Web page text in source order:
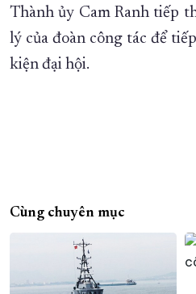
Thành ủy Cam Ranh tiếp
lý của đoàn công tác để
kiện đại hội.
Cùng chuyên mục